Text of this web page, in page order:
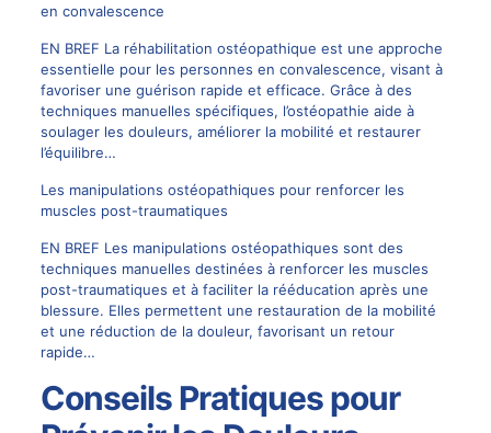
en convalescence
EN BREF La réhabilitation ostéopathique est une approche
essentielle pour les personnes en convalescence, visant à
favoriser une guérison rapide et efficace. Grâce à des
techniques manuelles spécifiques, l’ostéopathie aide à
soulager les douleurs, améliorer la mobilité et restaurer
l’équilibre…
Les manipulations ostéopathiques pour renforcer les
muscles post-traumatiques
EN BREF Les manipulations ostéopathiques sont des
techniques manuelles destinées à renforcer les muscles
post-traumatiques et à faciliter la rééducation après une
blessure. Elles permettent une restauration de la mobilité
et une réduction de la douleur, favorisant un retour
rapide…
Conseils Pratiques pour